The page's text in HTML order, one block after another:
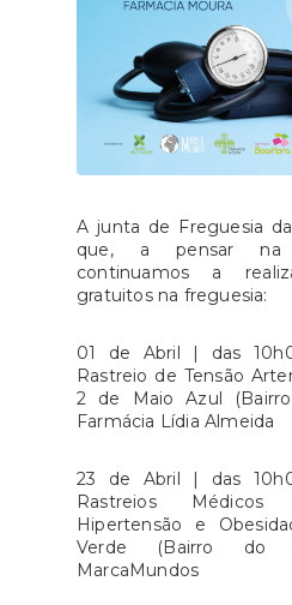
A junta de Freguesia
que, a pensar na
continuamos a
gratuitos na freguesia:
01 de Abril | das
Rastreio de Tensão
2 de Maio Azul
Farmácia Lídia Almeida
23 de Abril | das
Rastreios
Hipertensão e
Verde (Bairro do
MarcaMundos